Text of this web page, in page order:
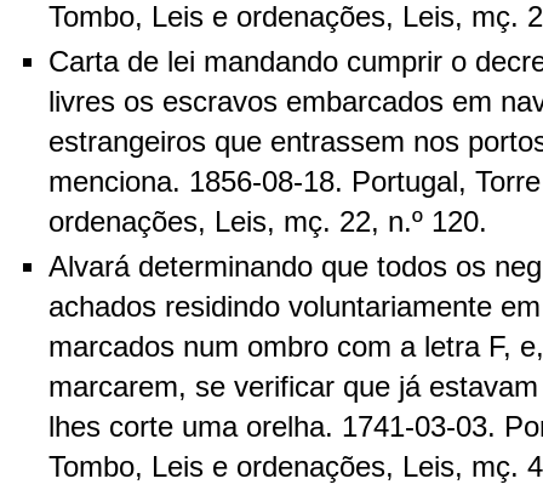
Tombo, Leis e ordenações, Leis, mç.
Carta de lei mandando cumprir o
livres os escravos embarcados em
estrangeiros que entrassem nos
menciona. 1856-08-18. Portugal,
ordenações, Leis, mç. 22, n.º 120.
Alvará determinando que todos os
achados residindo voluntariamente
marcados num ombro com a letra F,
marcarem, se verificar que já
lhes corte uma orelha. 1741-03-03.
Tombo, Leis e ordenações, Leis, mç.